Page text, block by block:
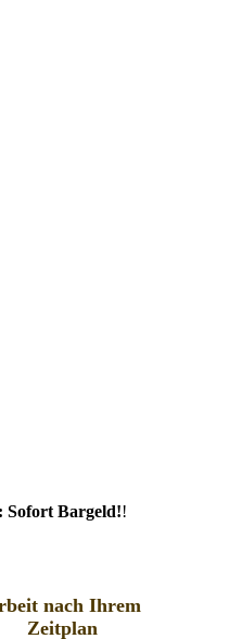
Sofort Bargeld!!
nach Ihrem
Zeitplan